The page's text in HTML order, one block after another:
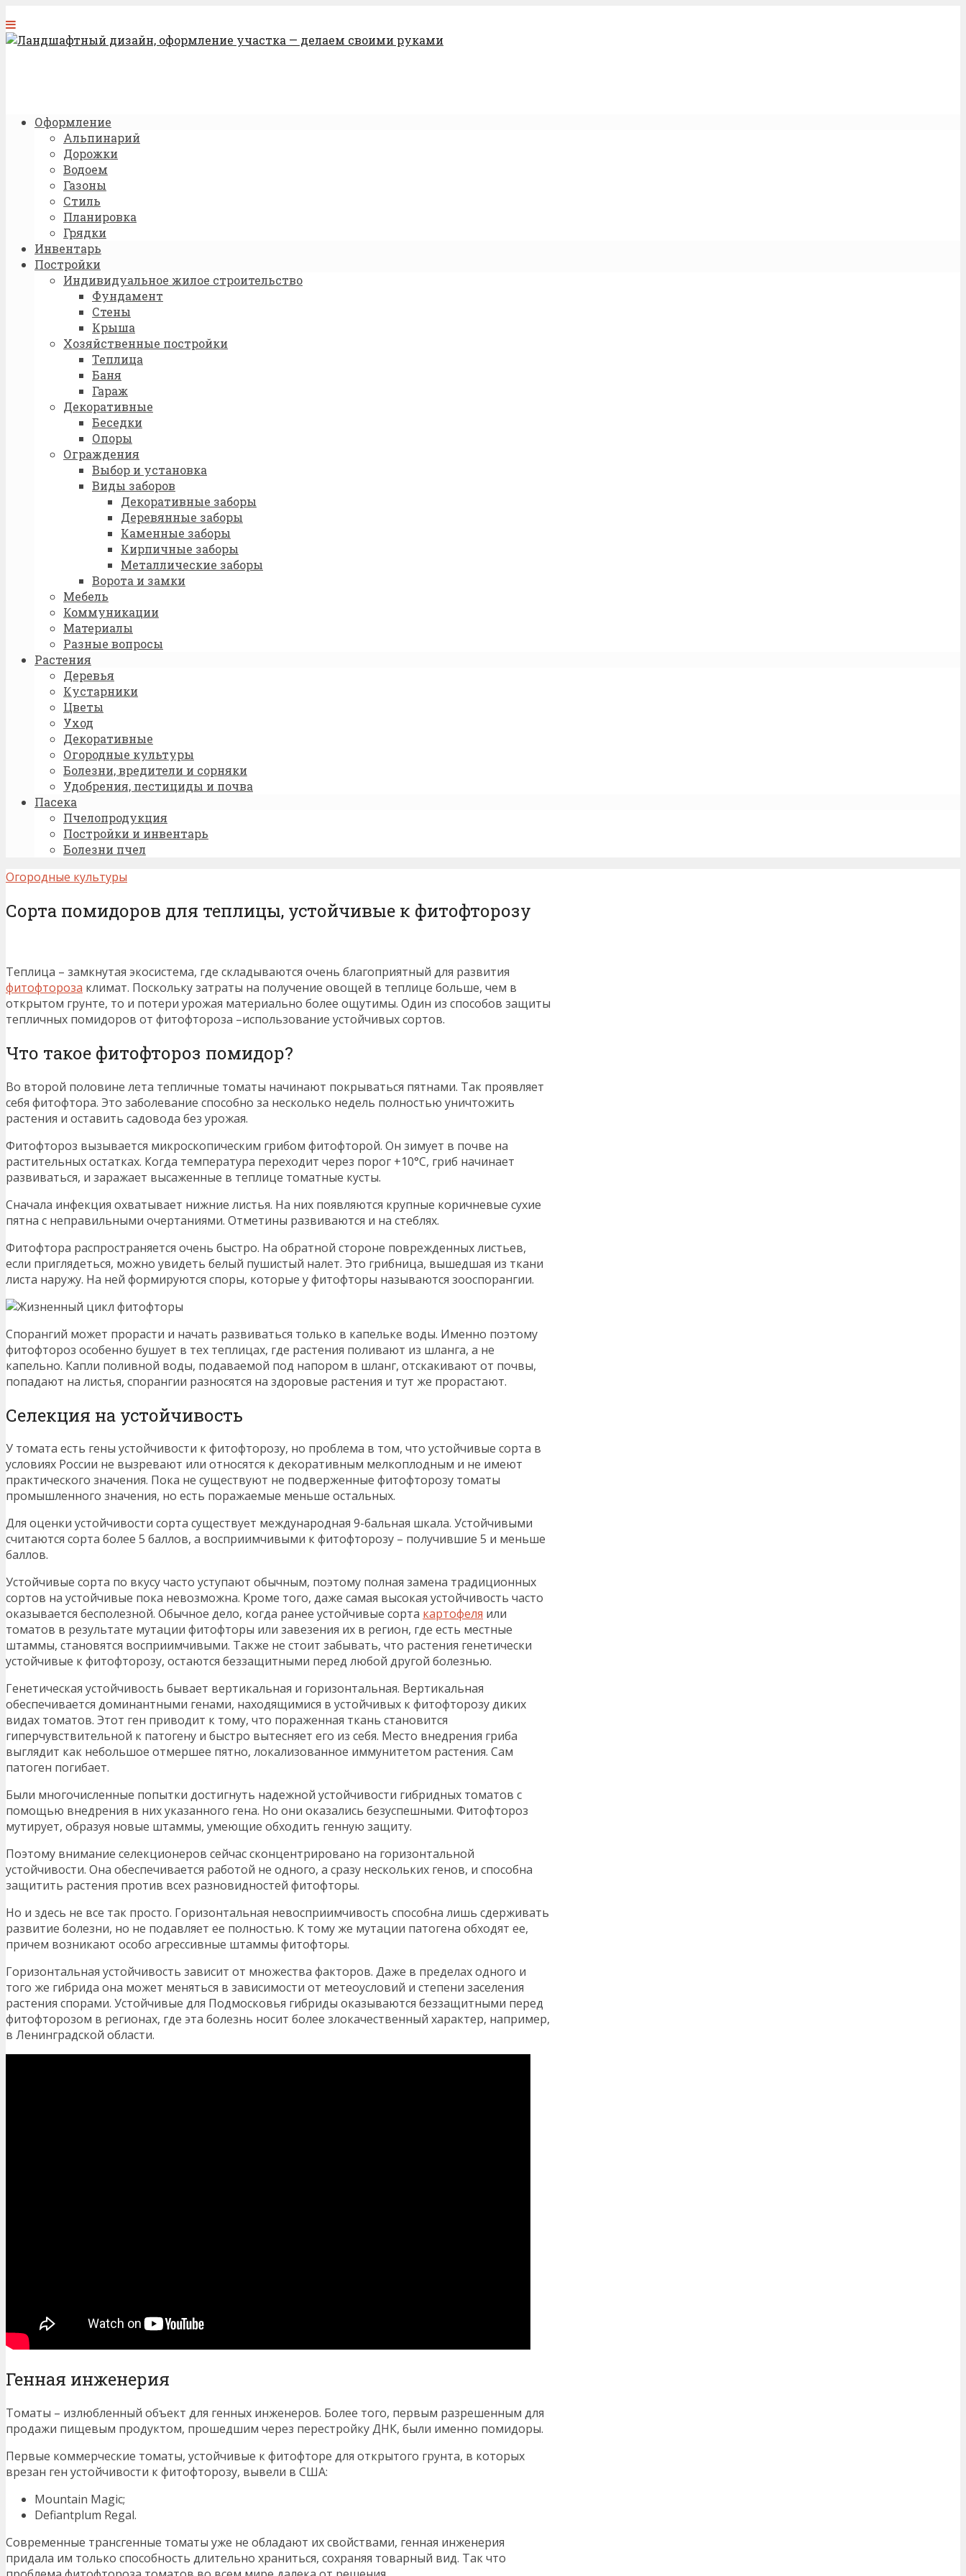
Оформление
Альпинарий
Дорожки
Водоем
Газоны
Стиль
Планировка
Грядки
Инвентарь
Постройки
Индивидуальное жилое строительство
Фундамент
Стены
Крыша
Хозяйственные постройки
Теплица
Баня
Гараж
Декоративные
Беседки
Опоры
Ограждения
Выбор и установка
Виды заборов
Декоративные заборы
Деревянные заборы
Каменные заборы
Кирпичные заборы
Металлические заборы
Ворота и замки
Мебель
Коммуникации
Материалы
Разные вопросы
Растения
Деревья
Кустарники
Цветы
Уход
Декоративные
Огородные культуры
Болезни, вредители и сорняки
Удобрения, пестициды и почва
Пасека
Пчелопродукция
Постройки и инвентарь
Болезни пчел
Огородные культуры
Сорта помидоров для теплицы, устойчивые к фитофторозу
Теплица – замкнутая экосистема, где складываются очень благоприятный для развития
фитофтороза климат. Поскольку затраты на получение овощей в теплице больше, чем в
открытом грунте, то и потери урожая материально более ощутимы. Один из способов защиты
тепличных помидоров от фитофтороза –использование устойчивых сортов.
Что такое фитофтороз помидор?
Во второй половине лета тепличные томаты начинают покрываться пятнами. Так проявляет
себя фитофтора. Это заболевание способно за несколько недель полностью уничтожить
растения и оставить садовода без урожая.
Фитофтороз вызывается микроскопическим грибом фитофторой. Он зимует в почве на
растительных остатках. Когда температура переходит через порог +10°С, гриб начинает
развиваться, и заражает высаженные в теплице томатные кусты.
Сначала инфекция охватывает нижние листья. На них появляются крупные коричневые сухие
пятна с неправильными очертаниями. Отметины развиваются и на стеблях.
Фитофтора распространяется очень быстро. На обратной стороне поврежденных листьев,
если приглядеться, можно увидеть белый пушистый налет. Это грибница, вышедшая из ткани
листа наружу. На ней формируются споры, которые у фитофторы называются зооспорангии.
Спорангий может прорасти и начать развиваться только в капельке воды. Именно поэтому
фитофтороз особенно бушует в тех теплицах, где растения поливают из шланга, а не
капельно. Капли поливной воды, подаваемой под напором в шланг, отскакивают от почвы,
попадают на листья, спорангии разносятся на здоровые растения и тут же прорастают.
Селекция на устойчивость
У томата есть гены устойчивости к фитофторозу, но проблема в том, что устойчивые сорта в
условиях России не вызревают или относятся к декоративным мелкоплодным и не имеют
практического значения. Пока не существуют не подверженные фитофторозу томаты
промышленного значения, но есть поражаемые меньше остальных.
Для оценки устойчивости сорта существует международная 9-бальная шкала. Устойчивыми
считаются сорта более 5 баллов, а восприимчивыми к фитофторозу – получившие 5 и меньше
баллов.
Устойчивые сорта по вкусу часто уступают обычным, поэтому полная замена традиционных
сортов на устойчивые пока невозможна. Кроме того, даже самая высокая устойчивость часто
оказывается бесполезной. Обычное дело, когда ранее устойчивые сорта картофеля или
томатов в результате мутации фитофторы или завезения их в регион, где есть местные
штаммы, становятся восприимчивыми. Также не стоит забывать, что растения генетически
устойчивые к фитофторозу, остаются беззащитными перед любой другой болезнью.
Генетическая устойчивость бывает вертикальная и горизонтальная. Вертикальная
обеспечивается доминантными генами, находящимися в устойчивых к фитофторозу диких
видах томатов. Этот ген приводит к тому, что пораженная ткань становится
гиперчувствительной к патогену и быстро вытесняет его из себя. Место внедрения гриба
выглядит как небольшое отмершее пятно, локализованное иммунитетом растения. Сам
патоген погибает.
Были многочисленные попытки достигнуть надежной устойчивости гибридных томатов с
помощью внедрения в них указанного гена. Но они оказались безуспешными. Фитофтороз
мутирует, образуя новые штаммы, умеющие обходить генную защиту.
Поэтому внимание селекционеров сейчас сконцентрировано на горизонтальной
устойчивости. Она обеспечивается работой не одного, а сразу нескольких генов, и способна
защитить растения против всех разновидностей фитофторы.
Но и здесь не все так просто. Горизонтальная невосприимчивость способна лишь сдерживать
развитие болезни, но не подавляет ее полностью. К тому же мутации патогена обходят ее,
причем возникают особо агрессивные штаммы фитофторы.
Горизонтальная устойчивость зависит от множества факторов. Даже в пределах одного и
того же гибрида она может меняться в зависимости от метеоусловий и степени заселения
растения спорами. Устойчивые для Подмосковья гибриды оказываются беззащитными перед
фитофторозом в регионах, где эта болезнь носит более злокачественный характер, например,
в Ленинградской области.
Генная инженерия
Томаты – излюбленный объект для генных инженеров. Более того, первым разрешенным для
продажи пищевым продуктом, прошедшим через перестройку ДНК, были именно помидоры.
Первые коммерческие томаты, устойчивые к фитофторе для открытого грунта, в которых
врезан ген устойчивости к фитофторозу, вывели в США:
Mountain Magic;
Defiantplum Regal.
Современные трансгенные томаты уже не обладают их свойствами, генная инженерия
придала им только способность длительно храниться, сохраняя товарный вид. Так что